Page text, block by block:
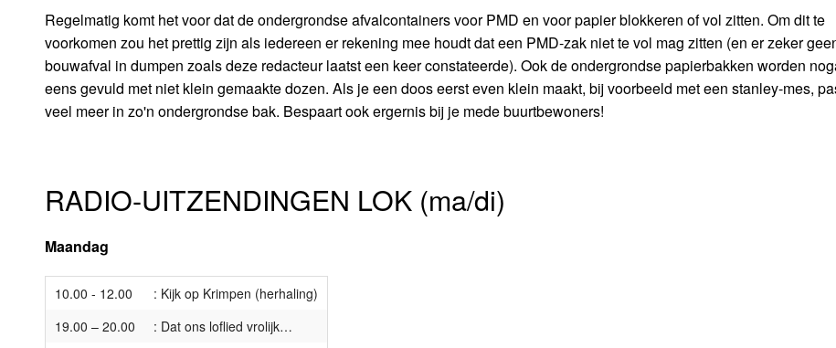
Regelmatig komt het voor dat de ondergrondse afvalcontainers voor PMD en voor papier blokkeren of vol zitten. Om dit te
voorkomen zou het prettig zijn als iedereen er rekening mee houdt dat een PMD-zak niet te vol mag zitten (en er zeker
bouwafval in dumpen zoals deze redacteur laatst een keer constateerde). Ook de ondergrondse papierbakken worden
eens gevuld met niet klein gemaakte dozen. Als je een doos eerst even klein maakt, bij voorbeeld met een stanley-mes,
veel meer in zo'n ondergrondse bak. Bespaart ook ergernis bij je mede buurtbewoners!
RADIO-UITZENDINGEN LOK (ma/di)
Maandag
10.00 - 12.00
: Kijk op Krimpen (herhaling)
19.00 – 20.00
: Dat ons loflied vrolijk…